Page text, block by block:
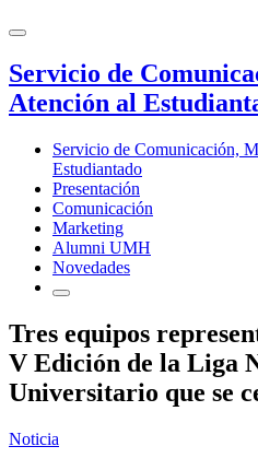
Servicio de
Atención al
Servicio de Comunicación,
Estudiantado
Presentación
Comunicación
Marketing
Alumni UMH
Novedades
Tres equipos
V Edición de la Liga
Universitario que se
Noticia